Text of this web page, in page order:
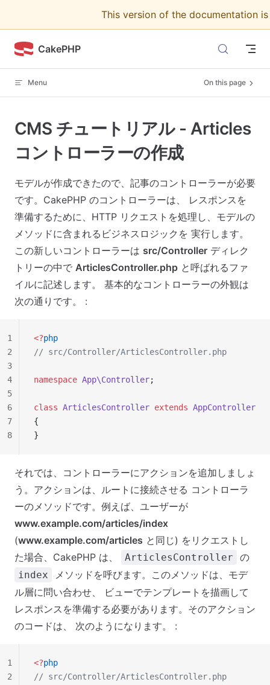
This version of the documentation
CakePHP
Menu On this page
CMS チュートリアル - Articles
コントローラーの作成
モデルが作成できたので、記事のコントローラーが必要
です。CakePHP のコントローラーは、 レスポンスを
準備するために、HTTP リクエストを処理し、モデルの
メソッドに含まれるビジネスロジックを 実行します。
この新しいコントローラーは src/Controller ディレク
トリーの中で ArticlesController.php と呼ばれるファ
イルに記述します。 基本的なコントローラーの外観は
次の通りです。 :
<?php
// src/Controller/ArticlesController.php
namespace App\Controller;
class ArticlesController extends AppController
{
}
1
2
3
4
5
6
7
8
それでは、コントローラーにアクションを追加しましょ
う。アクションは、ルートに接続させる コントローラ
ーのメソッドです。例えば、ユーザーが
www.example.com/articles/index
(www.example.com/articles と同じ) をリクエストし
た場合、CakePHP は、
ArticlesController の
index
メソッドを呼びます。このメソッドは、モデ
ル層に問い合わせ、 ビューでテンプレートを描画して
レスポンスを準備する必要があります。そのアクション
のコードは、 次のようになります。 :
<?php
// src/Controller/ArticlesController.php
1
2